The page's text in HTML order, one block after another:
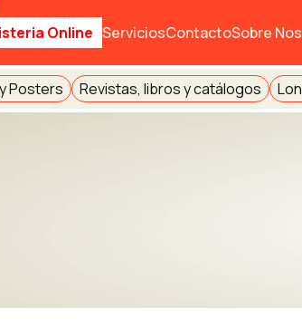
Online ServiciosContactoSobre
Posters Revistas, libros y catálogos